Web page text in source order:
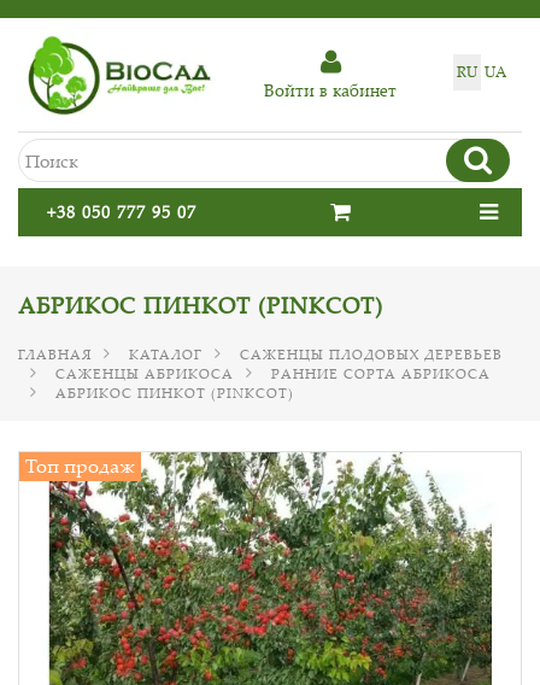
RU UA
Войти в кабинет
+38 050 777 95 07
АБРИКОС ПИНКОТ (PINKCOT)
ГЛАВНАЯ КАТАЛОГ
САЖЕНЦЫ ПЛОДОВЫХ ДЕРЕВЬЕВ
САЖЕНЦЫ АБРИКОСА
РАННИЕ СОРТА АБРИКОСА
АБРИКОС ПИНКОТ (PINKCOT)
Топ продаж